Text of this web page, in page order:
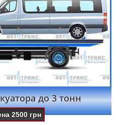
до 3 тонн
2500 грн